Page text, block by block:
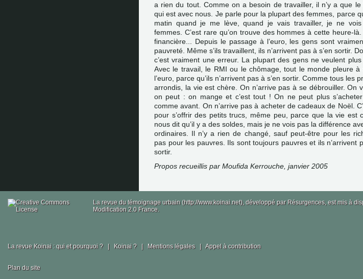
a rien du tout. Comme on a besoin de travailler, il n’y a que le
qui est avec nous. Je parle pour la plupart des femmes, parce
matin quand je me lève, quand je vais travailler, je ne
femmes. C’est rare qu’on trouve des hommes à cette heure-
financière... Depuis le passage à l’euro, les gens sont
pauvreté. Même s’ils travaillent, ils n’arrivent pas à s’en sortir.
c’est vraiment une erreur. La plupart des gens ne veulent plus
Avec le travail, le RMI ou le chômage, tout le monde pleure à
l’euro, parce qu’ils n’arrivent pas à s’en sortir. Comme tous les
arrondis, la vie est chère. On n’arrive pas à se débrouiller. On
on peut : on mange et c’est tout ! On ne peut plus
comme avant. On n’arrive pas à acheter de cadeaux de Noël.
pour s’offrir des petits trucs, même peu, parce que la vie est
nous dit qu’il y a des soldes, mais je ne vois pas la différence
ordinaires. Il n’y a rien de changé, sauf peut-être pour les
pas pour les pauvres. Ils sont toujours pauvres et ils n’arrivent
sortir.
Propos recueillis par Moufida Kerrouche, janvier 2005
La revue du témoignage urbain (http://www.koinai.net), développé par Résurgences, est mis à
Modification 2.0 France.
La revue Koinai : qui et pourquoi ? | Koinai ? | Mentions légales | Appel à contribution
Plan du site